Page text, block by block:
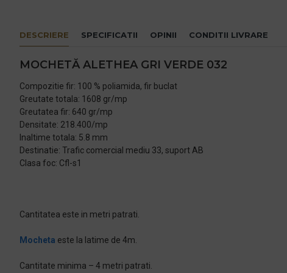
DESCRIERE SPECIFICATII OPINII CONDITII LIVRARE
MOCHETĂ ALETHEA GRI VERDE 032
Compozitie fir: 100 % poliamida, fir buclat
Greutate totala: 1608 gr/mp
Greutatea fir: 640 gr/mp
Densitate: 218.400/mp
Inaltime totala: 5.8 mm
Destinatie: Trafic comercial mediu 33, suport AB
Clasa foc: Cfl-s1
Cantitatea este in metri patrati.
Mocheta este la latime de 4m.
Cantitate minima – 4 metri patrati.